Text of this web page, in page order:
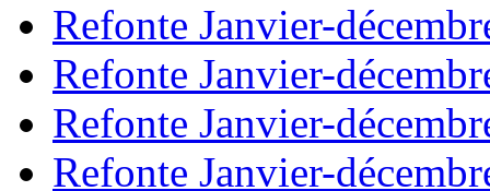
Refonte Janvier-
Refonte Janvier-
Refonte Janvier-
Refonte Janvier-